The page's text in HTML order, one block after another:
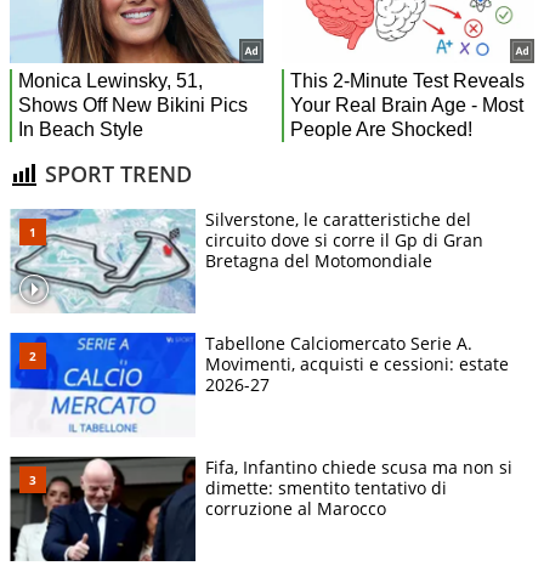
SPORT TREND
Silverstone, le caratteristiche del
circuito dove si corre il Gp di Gran
Bretagna del Motomondiale
Tabellone Calciomercato Serie A.
Movimenti, acquisti e cessioni: estate
2026-27
Fifa, Infantino chiede scusa ma non si
dimette: smentito tentativo di
corruzione al Marocco